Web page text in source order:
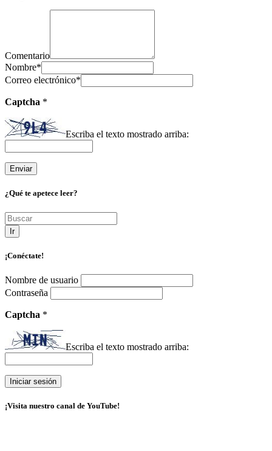
Comentario
Nombre*
Correo electrónico*
Captcha *
Escriba el texto mostrado arriba:
¿Qué te apetece leer?
Ir
¡Conéctate!
Nombre de usuario
Contraseña
Captcha *
Escriba el texto mostrado arriba:
¡Visita nuestro canal de YouTube!